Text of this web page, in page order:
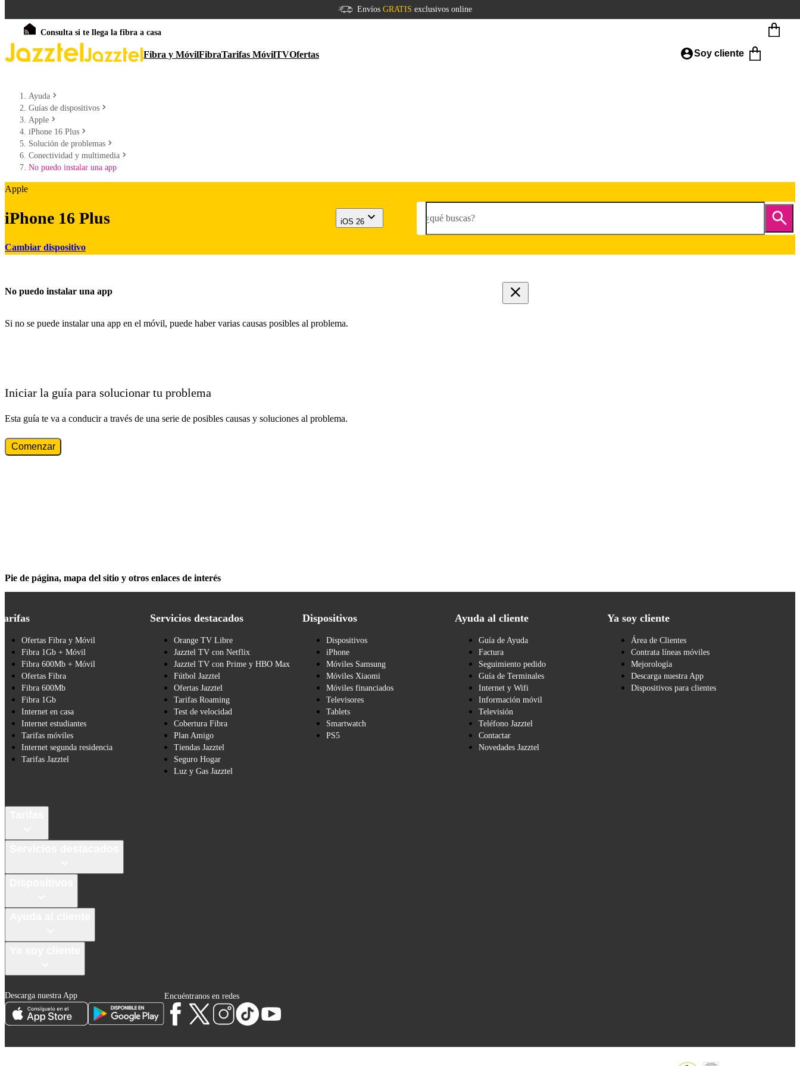
Envíos GRATIS exclusivos online
Consulta si te llega la fibra a casa
Fibra y MóvilFibraTarifas MóvilTVOfertas Soy cliente
Ayuda
Guías de dispositivos
Apple
iPhone 16 Plus
Solución de problemas
Conectividad y multimedia
No puedo instalar una app
Apple
iPhone 16 Plus
Cambiar dispositivo
iOS 26 ¿qué buscas?
No puedo instalar una app
Si no se puede instalar una app en el móvil, puede haber varias causas posibles al problema.
Iniciar la guía para solucionar tu problema
Esta guía te va a conducir a través de una serie de posibles causas y soluciones al problema.
Comenzar
Pie de página, mapa del sitio y otros enlaces de interés
Ofertas Fibra y Móvil
Fibra 1Gb + Móvil
Fibra 600Mb + Móvil
Ofertas Fibra
Fibra 600Mb
Fibra 1Gb
Internet en casa
Internet estudiantes
Tarifas móviles
Internet segunda residencia
Tarifas Jazztel
Servicios destacados
Orange TV Libre
Jazztel TV con Netflix
Jazztel TV con Prime y HBO Max
Fútbol Jazztel
Ofertas Jazztel
Tarifas Roaming
Test de velocidad
Cobertura Fibra
Plan Amigo
Tiendas Jazztel
Seguro Hogar
Luz y Gas Jazztel
Dispositivos
Dispositivos
iPhone
Móviles Samsung
Móviles Xiaomi
Móviles financiados
Televisores
Tablets
Smartwatch
PS5
Ayuda al cliente
Guía de Ayuda
Factura
Seguimiento pedido
Guía de Terminales
Internet y Wifi
Información móvil
Televisión
Teléfono Jazztel
Contactar
Novedades Jazztel
Ya soy cliente
Área de Clientes
Contrata líneas móviles
Mejorología
Descarga nuestra App
Dispositivos para clientes
Descarga nuestra App Encuéntranos en redes